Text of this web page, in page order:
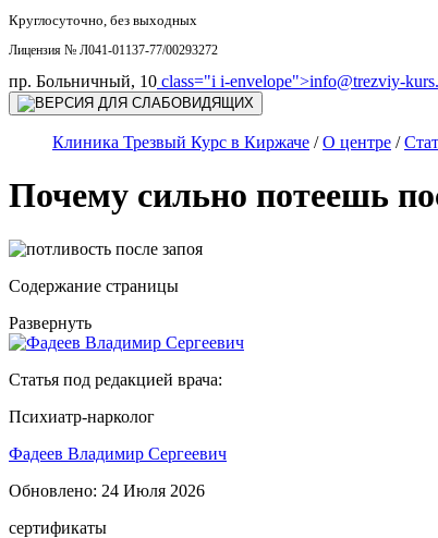
Круглосуточно, без выходных
Лицензия № Л041-01137-77/00293272
пр. Больничный, 10 class="i i-envelope">info@trezviy-
Клиника Трезвый Курс в Киржаче /О центре /
Почему сильно потеешь
Содержание страницы
Развернуть
Статья под редакцией врача:
Психиатр-нарколог
Фадеев Владимир Сергеевич
Обновлено: 24 Июля 2026
сертификаты